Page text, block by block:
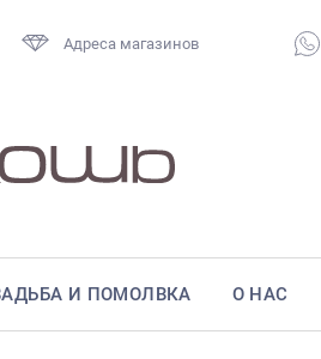
Адреса магазинов
И ПОМОЛВКА О НАС